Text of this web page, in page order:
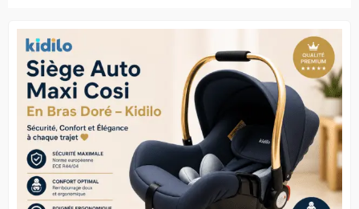
Les
options
être
choisies
page
du